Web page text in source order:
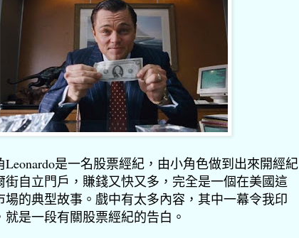
Leonardo是一名股票經紀，由小角色做到出來開經紀
街自立門戶，賺錢又快又多，完全是一個在美國這
場的典型故事。戲中有太多內容，其中一幕令我印
就是一段有關股票經紀的告白。